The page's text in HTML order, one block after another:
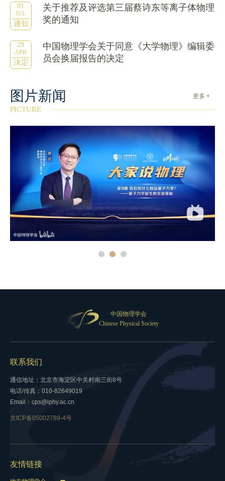
01
JUL
通知
关于推荐及评选第三届蔡诗东等离子体物理
奖的通知
29
APR
决定
中国物理学会关于同意《大学物理》编辑委
员会换届报告的决定
更多 +
图片新闻
PICTURE
中国物理学会
Chinese Physical Society
联系我们
通信地址：北京市海淀区中关村南三街8号
电话/传真：010-82649019
Email：cps@iphy.ac.cn
京ICP备05002789-4号
友情链接